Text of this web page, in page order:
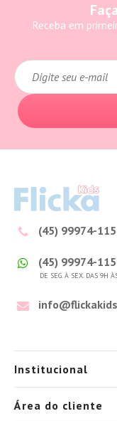
Receba em
(45) 99974-
(45) 99974-
DE SEG. À SEX. DAS 9H
Institucional
Área do cliente